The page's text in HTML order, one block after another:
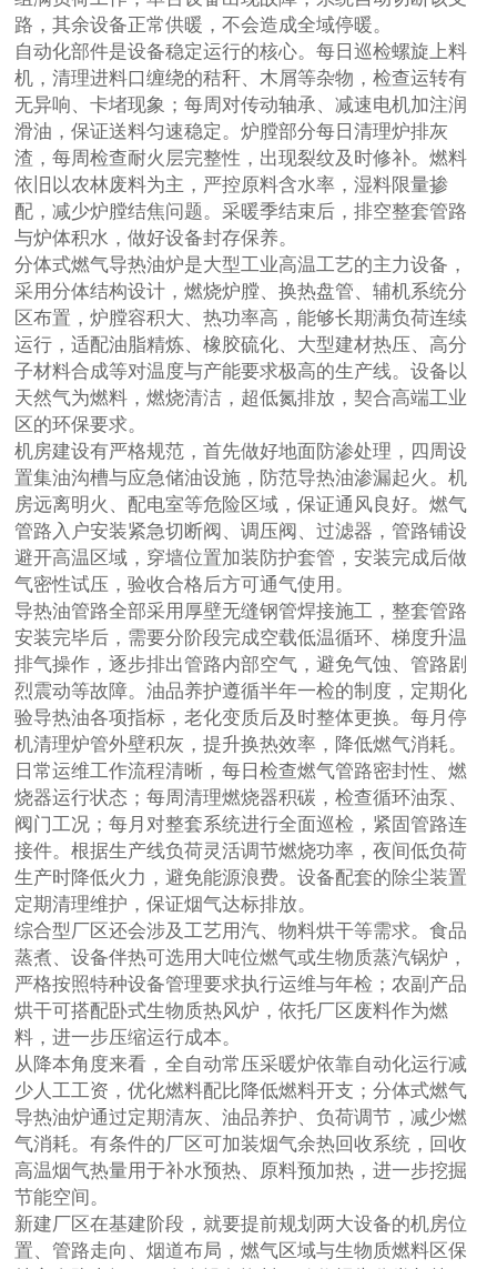
路，其余设备正常供暖，不会造成全域停暖。
自动化部件是设备稳定运行的核心。每日巡检螺旋上料
机，清理进料口缠绕的秸秆、木屑等杂物，检查运转有
无异响、卡堵现象；每周对传动轴承、减速电机加注润
滑油，保证送料匀速稳定。炉膛部分每日清理炉排灰
渣，每周检查耐火层完整性，出现裂纹及时修补。燃料
依旧以农林废料为主，严控原料含水率，湿料限量掺
配，减少炉膛结焦问题。采暖季结束后，排空整套管路
与炉体积水，做好设备封存保养。
分体式燃气导热油炉是大型工业高温工艺的主力设备，
采用分体结构设计，燃烧炉膛、换热盘管、辅机系统分
区布置，炉膛容积大、热功率高，能够长期满负荷连续
运行，适配油脂精炼、橡胶硫化、大型建材热压、高分
子材料合成等对温度与产能要求极高的生产线。设备以
天然气为燃料，燃烧清洁，超低氮排放，契合高端工业
区的环保要求。
机房建设有严格规范，首先做好地面防渗处理，四周设
置集油沟槽与应急储油设施，防范导热油渗漏起火。机
房远离明火、配电室等危险区域，保证通风良好。燃气
管路入户安装紧急切断阀、调压阀、过滤器，管路铺设
避开高温区域，穿墙位置加装防护套管，安装完成后做
气密性试压，验收合格后方可通气使用。
导热油管路全部采用厚壁无缝钢管焊接施工，整套管路
安装完毕后，需要分阶段完成空载低温循环、梯度升温
排气操作，逐步排出管路内部空气，避免气蚀、管路剧
烈震动等故障。油品养护遵循半年一检的制度，定期化
验导热油各项指标，老化变质后及时整体更换。每月停
机清理炉管外壁积灰，提升换热效率，降低燃气消耗。
日常运维工作流程清晰，每日检查燃气管路密封性、燃
烧器运行状态；每周清理燃烧器积碳，检查循环油泵、
阀门工况；每月对整套系统进行全面巡检，紧固管路连
接件。根据生产线负荷灵活调节燃烧功率，夜间低负荷
生产时降低火力，避免能源浪费。设备配套的除尘装置
定期清理维护，保证烟气达标排放。
综合型厂区还会涉及工艺用汽、物料烘干等需求。食品
蒸煮、设备伴热可选用大吨位燃气或生物质蒸汽锅炉，
严格按照特种设备管理要求执行运维与年检；农副产品
烘干可搭配卧式生物质热风炉，依托厂区废料作为燃
料，进一步压缩运行成本。
从降本角度来看，全自动常压采暖炉依靠自动化运行减
少人工工资，优化燃料配比降低燃料开支；分体式燃气
导热油炉通过定期清灰、油品养护、负荷调节，减少燃
气消耗。有条件的厂区可加装烟气余热回收系统，回收
高温烟气热量用于补水预热、原料预加热，进一步挖掘
节能空间。
新建厂区在基建阶段，就要提前规划两大设备的机房位
置、管路走向、烟道布局，燃气区域与生物质燃料区保